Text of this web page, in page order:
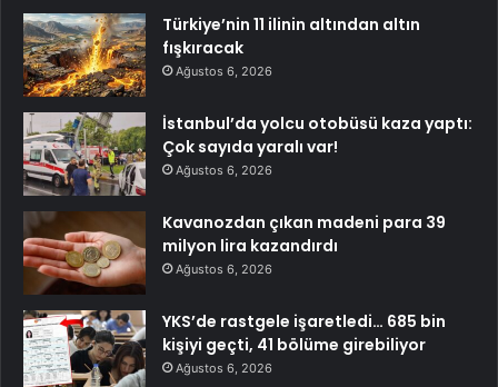
Türkiye’nin 11 ilinin altından altın
fışkıracak
Ağustos 6, 2026
İstanbul’da yolcu otobüsü kaza yaptı:
Çok sayıda yaralı var!
Ağustos 6, 2026
Kavanozdan çıkan madeni para 39
milyon lira kazandırdı
Ağustos 6, 2026
YKS’de rastgele işaretledi… 685 bin
kişiyi geçti, 41 bölüme girebiliyor
Ağustos 6, 2026